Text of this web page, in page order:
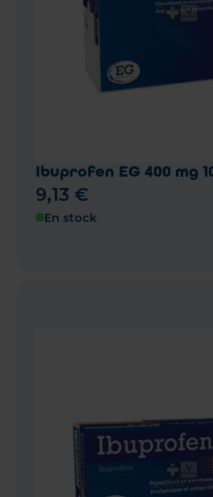
Ibuprofen EG 400 mg
9,13 €
En stock